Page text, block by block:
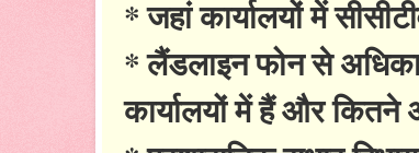
* जहां कार्यालयों में
* लैंडलाइन फोन से
कार्यालयों में हैं और कितने